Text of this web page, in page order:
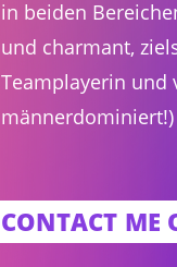
in beiden
und charmant,
Teamplayerin und
CONTACT ME